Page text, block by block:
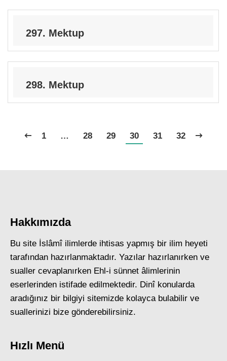
297. Mektup
298. Mektup
1 … 28 29 30 31 32
Hakkımızda
Bu site İslâmî ilimlerde ihtisas yapmış bir ilim heyeti
tarafından hazırlanmaktadır. Yazılar hazırlanırken ve
sualler cevaplanırken Ehl-i sünnet âlimlerinin
eserlerinden istifade edilmektedir. Dinî konularda
aradığınız bir bilgiyi sitemizde kolayca bulabilir ve
suallerinizi bize gönderebilirsiniz.
Hızlı Menü